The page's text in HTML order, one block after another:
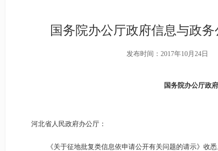
国务院办公厅政府信息与政
发布时间：2017年10月24日
国务院办公厅政
河北省人民政府办公厅：
《关于征地批复类信息依申请公开有关问题的请示》收